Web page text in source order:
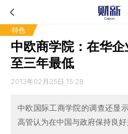
特色
中欧商学院：在华
至三年最低
2013年02月25日 15:28
中欧国际工商学院的调查还显
高管认为在中国与政府保持良